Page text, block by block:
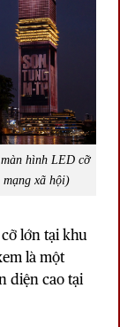
hình LED cỡ
xã hội)
lớn tại khu
là một
diện cao tại